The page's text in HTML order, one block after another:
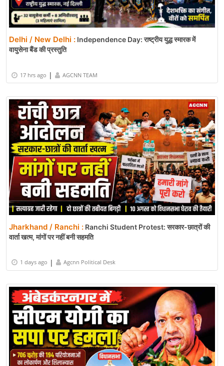
Delhi / New Delhi : Independence Day: राष्ट्रीय युद्ध स्मारक में
वायुसेना बैंड की प्रस्तुति
17 hrs ago | AGCNN TEAM
Jharkhand / Ranchi : Ranchi Student Protest: सरकार-छात्रों की
वार्ता खत्म, मांगों पर नहीं बनी सहमति
1 days ago | Agcnn Political Desk